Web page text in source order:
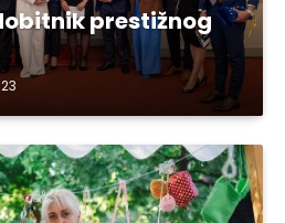
prestižnog